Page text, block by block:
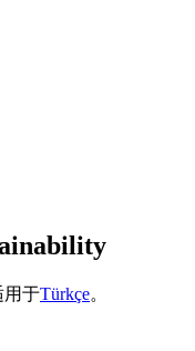
用于Türkçe。